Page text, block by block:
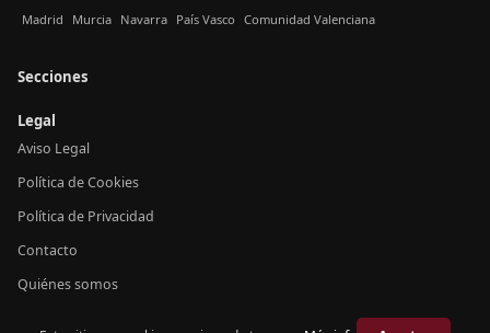
Madrid Murcia Navarra País Vasco Comunidad Valenciana
Secciones
Legal
Aviso Legal
Política de Cookies
Política de Privacidad
Contacto
Quiénes somos